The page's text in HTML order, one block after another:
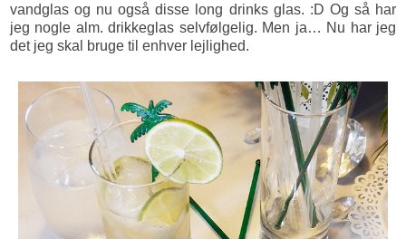
vandglas og nu også disse long drinks glas. :D Og så har
jeg nogle alm. drikkeglas selvfølgelig. Men ja… Nu har jeg
det jeg skal bruge til enhver lejlighed.